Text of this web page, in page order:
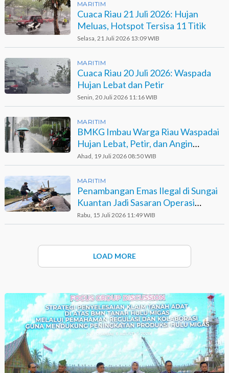
MARITIM
Cuaca Riau 21 Juli 2026: Hujan
Meluas, Hotspot Tersisa 11 Titik
Selasa, 21 Juli 2026 13:09 WIB
MARITIM
Cuaca Riau 20 Juli 2026: Waspada
Hujan Lebat dan Petir
Senin, 20 Juli 2026 11:16 WIB
MARITIM
BMKG Imbau Warga Riau Waspadai
Hujan Lebat, Petir, dan Angin
Kencang
Ahad, 19 Juli 2026 08:50 WIB
MARITIM
Penambangan Emas Ilegal di Sungai
Kuantan Jadi Sasaran Operasi
Kepolisian
Rabu, 15 Juli 2026 11:49 WIB
LOAD MORE